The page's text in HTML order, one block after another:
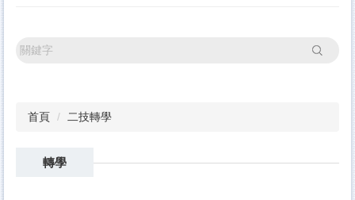
搜尋
首頁 二技轉學
轉學